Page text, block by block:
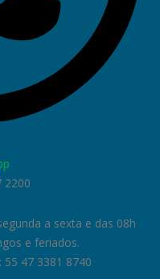
2200
a sexta e das 08h
e feriados.
55 47 3381 8740